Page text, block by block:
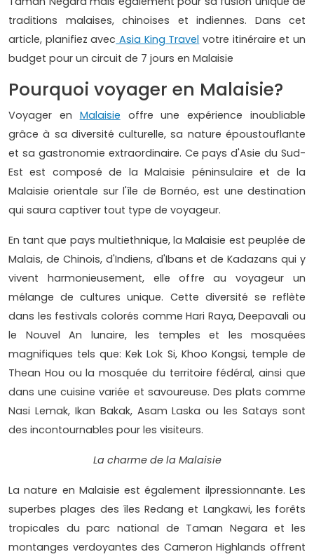
traditions malaises, chinoises et indiennes. Dans cet
article, planifiez avec Asia King Travel votre itinéraire et un
budget pour un circuit de 7 jours en Malaisie
Pourquoi voyager en Malaisie?
Voyager en Malaisie offre une expérience inoubliable
grâce à sa diversité culturelle, sa nature époustouflante
et sa gastronomie extraordinaire. Ce pays d'Asie du Sud-
Est est composé de la Malaisie péninsulaire et de la
Malaisie orientale sur l'île de Bornéo, est une destination
qui saura captiver tout type de voyageur.
En tant que pays multiethnique, la Malaisie est peuplée de
Malais, de Chinois, d'Indiens, d'Ibans et de Kadazans qui y
vivent harmonieusement, elle offre au voyageur un
mélange de cultures unique. Cette diversité se reflète
dans les festivals colorés comme Hari Raya, Deepavali ou
le Nouvel An lunaire, les temples et les mosquées
magnifiques tels que: Kek Lok Si, Khoo Kongsi, temple de
Thean Hou ou la mosquée du territoire fédéral, ainsi que
dans une cuisine variée et savoureuse. Des plats comme
Nasi Lemak, Ikan Bakak, Asam Laska ou les Satays sont
des incontournables pour les visiteurs.
La charme de la Malaisie
La nature en Malaisie est également ilpressionnante. Les
superbes plages des îles Redang et Langkawi, les forêts
tropicales du parc national de Taman Negara et les
montanges verdoyantes des Cameron Highlands offrent